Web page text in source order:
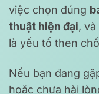
việc chọn đúng
thuật hiện đại, và
là yếu tố then
Nếu bạn đang
hoặc chưa hài